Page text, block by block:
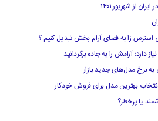
از شهریور ۱۴۰۱
زا به فضای آرام بخش تبدیل کنیم ؟
دارد؛ آرامش را به جاده برگردانید
نرخ مدل‌های جدید بازار
بهترین مدل برای فروش خودکار
یا پرخطر؟